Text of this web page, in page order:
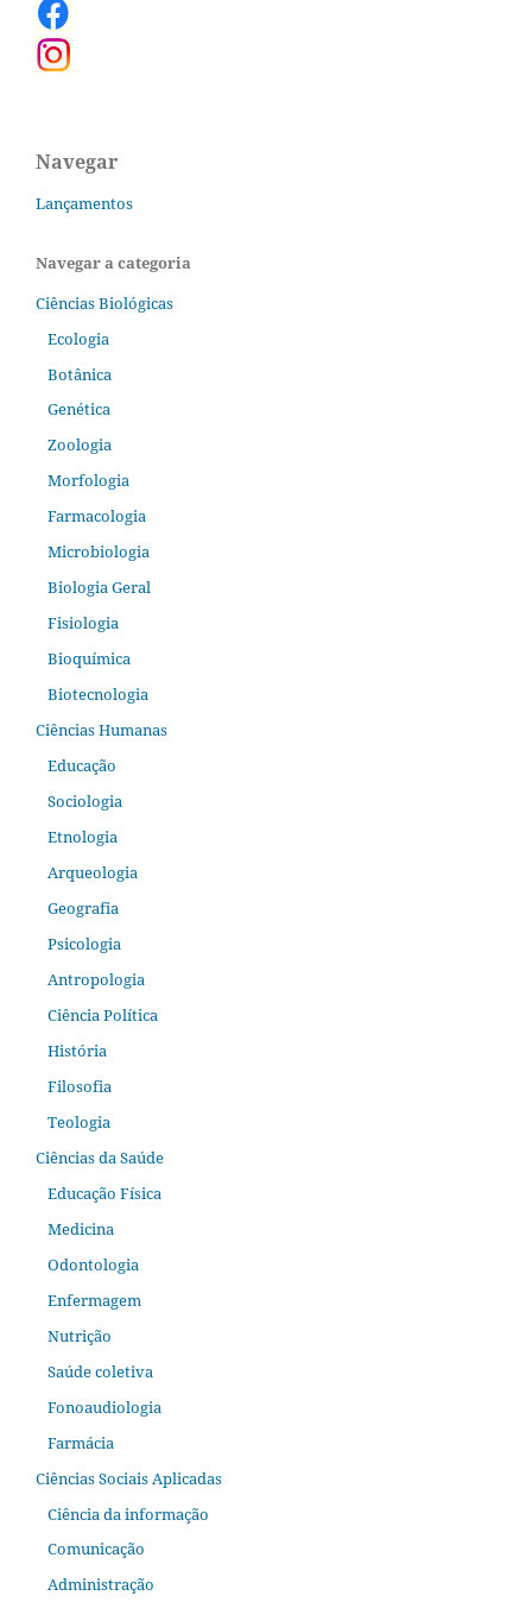
Navegar
Lançamentos
Navegar a categoria
Ciências Biológicas
Ecologia
Botânica
Genética
Zoologia
Morfologia
Farmacologia
Microbiologia
Biologia Geral
Fisiologia
Bioquímica
Biotecnologia
Ciências Humanas
Educação
Sociologia
Etnologia
Arqueologia
Geografia
Psicologia
Antropologia
Ciência Política
História
Filosofia
Teologia
Ciências da Saúde
Educação Física
Medicina
Odontologia
Enfermagem
Nutrição
Saúde coletiva
Fonoaudiologia
Farmácia
Ciências Sociais Aplicadas
Ciência da informação
Comunicação
Administração